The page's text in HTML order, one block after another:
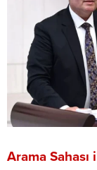
Arama Sahası